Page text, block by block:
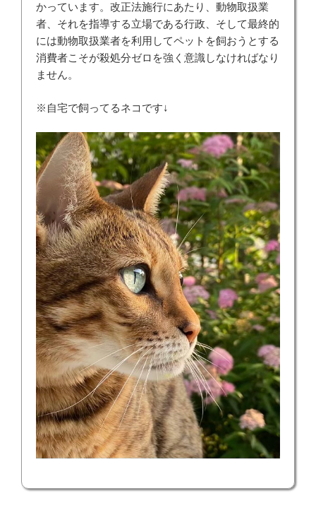
かっています。改正法施行にあたり、動物取扱業
者、それを指導する立場である行政、そして最終的
には動物取扱業者を利用してペットを飼おうとする
消費者こそが殺処分ゼロを強く意識しなければなり
ません。
※自宅で飼ってるネコです↓